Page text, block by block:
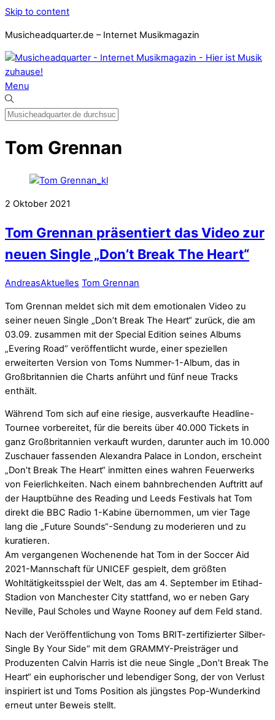
Skip to content
Musicheadquarter.de – Internet Musikmagazin
Menu
Tom Grennan
2 Oktober 2021
Tom Grennan präsentiert das Video zur
neuen Single „Don’t Break The Heart“
AndreasAktuelles Tom Grennan
Tom Grennan meldet sich mit dem emotionalen Video zu
seiner neuen Single „Don’t Break The Heart“ zurück, die am
03.09. zusammen mit der Special Edition seines Albums
„Evering Road“ veröffentlicht wurde, einer speziellen
erweiterten Version von Toms Nummer-1-Album, das in
Großbritannien die Charts anführt und fünf neue Tracks
enthält.
Während Tom sich auf eine riesige, ausverkaufte Headline-
Tournee vorbereitet, für die bereits über 40.000 Tickets in
ganz Großbritannien verkauft wurden, darunter auch im 10.000
Zuschauer fassenden Alexandra Palace in London, erscheint
„Don’t Break The Heart“ inmitten eines wahren Feuerwerks
von Feierlichkeiten. Nach einem bahnbrechenden Auftritt auf
der Hauptbühne des Reading und Leeds Festivals hat Tom
direkt die BBC Radio 1-Kabine übernommen, um vier Tage
lang die „Future Sounds“-Sendung zu moderieren und zu
kuratieren.
Am vergangenen Wochenende hat Tom in der Soccer Aid
2021-Mannschaft für UNICEF gespielt, dem größten
Wohltätigkeitsspiel der Welt, das am 4. September im Etihad-
Stadion von Manchester City stattfand, wo er neben Gary
Neville, Paul Scholes und Wayne Rooney auf dem Feld stand.
Nach der Veröffentlichung von Toms BRIT-zertifizierter Silber-
Single By Your Side“ mit dem GRAMMY-Preisträger und
Produzenten Calvin Harris ist die neue Single „Don’t Break The
Heart“ ein euphorischer und lebendiger Song, der von Verlust
inspiriert ist und Toms Position als jüngstes Pop-Wunderkind
erneut unter Beweis stellt.
Mit dem